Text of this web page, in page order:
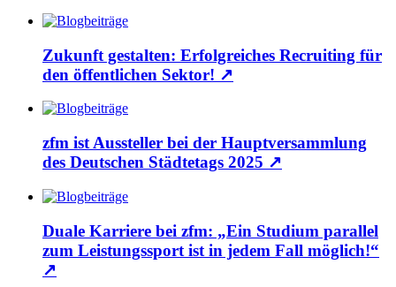
Zukunft gestalten: Erfolgreiches Recruiting für
den öffentlichen Sektor! ↗
zfm ist Aussteller bei der Hauptversammlung
des Deutschen Städtetags 2025 ↗
Duale Karriere bei zfm: „Ein Studium parallel
zum Leistungssport ist in jedem Fall möglich!“
↗